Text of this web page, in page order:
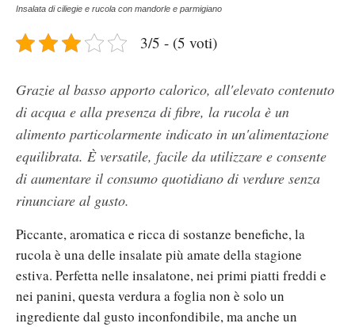
Insalata di ciliegie e rucola con mandorle e parmigiano
3/5 - (5 voti)
Grazie al basso apporto calorico, all'elevato contenuto
di acqua e alla presenza di fibre, la rucola è un
alimento particolarmente indicato in un'alimentazione
equilibrata. È versatile, facile da utilizzare e consente
di aumentare il consumo quotidiano di verdure senza
rinunciare al gusto.
Piccante, aromatica e ricca di sostanze benefiche, la
rucola è una delle insalate più amate della stagione
estiva. Perfetta nelle insalatone, nei primi piatti freddi e
nei panini, questa verdura a foglia non è solo un
ingrediente dal gusto inconfondibile, ma anche un